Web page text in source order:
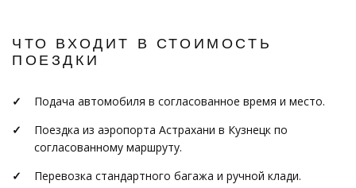
ЧТО ВХОДИТ В СТОИМОСТЬ
ПОЕЗДКИ
Подача автомобиля в согласованное время и место.
Поездка из аэропорта Астрахани в Кузнецк по
согласованному маршруту.
Перевозка стандартного багажа и ручной клади.